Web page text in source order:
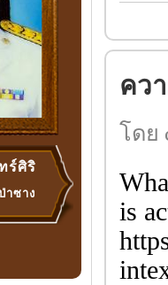
ร์ศิริ
าซาง
คว
โดย
is